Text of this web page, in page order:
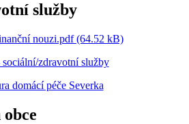
služby
nouzi.pdf (64.52 kB)
zdravotní služby
domácí péče Severka